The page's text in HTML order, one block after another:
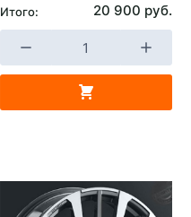
Итого: 20 900 руб.